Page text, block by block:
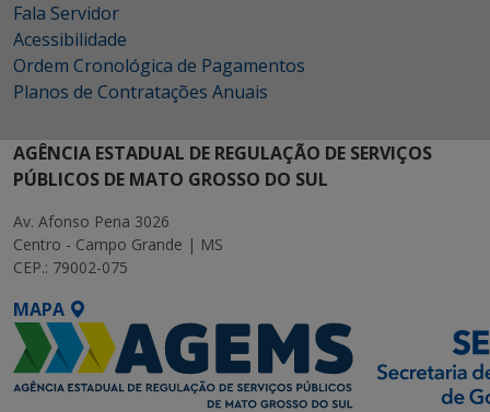
Fala Servidor
Acessibilidade
Ordem Cronológica de Pagamentos
Planos de Contratações Anuais
AGÊNCIA ESTADUAL DE REGULAÇÃO DE SERVIÇOS
PÚBLICOS DE MATO GROSSO DO SUL
Av. Afonso Pena 3026
Centro - Campo Grande | MS
CEP.: 79002-075
MAPA